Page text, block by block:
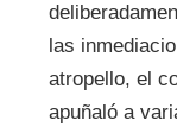
las
atropello, el
apuñaló a